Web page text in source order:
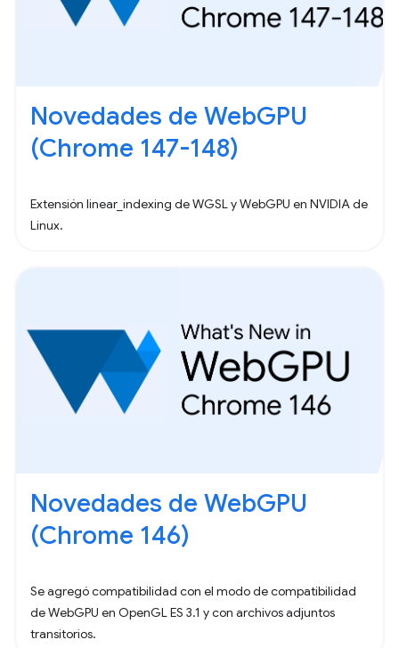
Novedades de WebGPU
(Chrome 147-148)
Extensión linear_indexing de WGSL y WebGPU en NVIDIA de
Linux.
Novedades de WebGPU
(Chrome 146)
Se agregó compatibilidad con el modo de compatibilidad
de WebGPU en OpenGL ES 3.1 y con archivos adjuntos
transitorios.